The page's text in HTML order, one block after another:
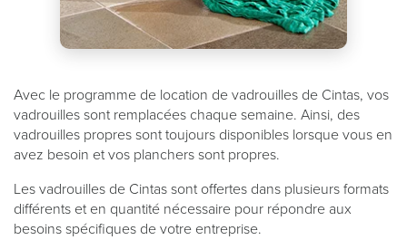
Avec le programme de location de vadrouilles de Cintas, vos
vadrouilles sont remplacées chaque semaine. Ainsi, des
vadrouilles propres sont toujours disponibles lorsque vous en
avez besoin et vos planchers sont propres.
Les vadrouilles de Cintas sont offertes dans plusieurs formats
différents et en quantité nécessaire pour répondre aux
besoins spécifiques de votre entreprise.